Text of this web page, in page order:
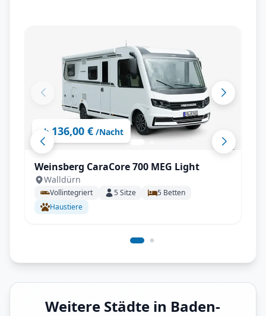
ab 136,00 € /Nacht
Weinsberg CaraCore 700 MEG Light
Walldürn
Vollintegriert 5Sitze 5 Betten
Haustiere
Weitere Städte in Baden-